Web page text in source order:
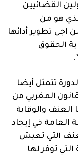
القضائيين
الذي هو من
اجل تطوير أدائها
الحقوق
تتمثل أيضا
المغربي من
العنف والوقاية
العامة في إيجاد
التي تعيش
توفر لها